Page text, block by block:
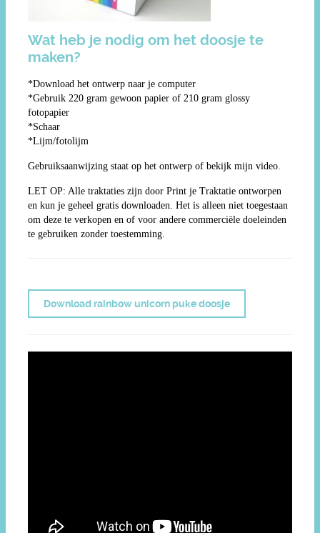
Wat heb je nodig om het doosje te
maken?
*Download het ontwerp naar je computer
*Gebruik 220 gram gewoon papier of 210 gram glossy
fotopapier
*Schaar
*Lijm/fotolijm
Gebruiksaanwijzing staat op het ontwerp of bekijk mijn video.
LET OP: Alle traktaties zijn door Print je Traktatie ontworpen
en kun je geheel gratis downloaden. Het is alleen niet toegestaan
om deze te verkopen en of voor andere commerciële doeleinden
te gebruiken zonder toestemming.
Download rainbow unicorn puke doosje